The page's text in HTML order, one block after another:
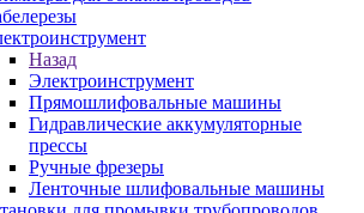
Назад
Электроинструмент
Прямошлифовальные машины
Гидравлические аккумуляторные
прессы
Ручные фрезеры
Ленточные шлифовальные машины